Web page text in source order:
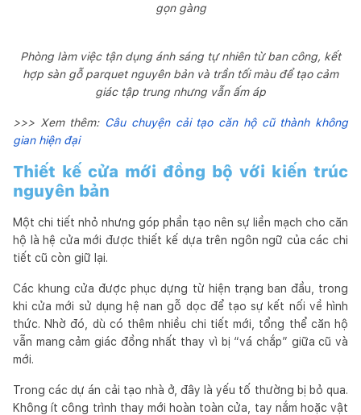
gọn gàng
Phòng làm việc tận dụng ánh sáng tự nhiên từ ban công, kết
hợp sàn gỗ parquet nguyên bản và trần tối màu để tạo cảm
giác tập trung nhưng vẫn ấm áp
>>> Xem thêm: Câu chuyện cải tạo căn hộ cũ thành không
gian hiện đại
Thiết kế cửa mới đồng bộ với kiến trúc
nguyên bản
Một chi tiết nhỏ nhưng góp phần tạo nên sự liền mạch cho căn
hộ là hệ cửa mới được thiết kế dựa trên ngôn ngữ của các chi
tiết cũ còn giữ lại.
Các khung cửa được phục dựng từ hiện trạng ban đầu, trong
khi cửa mới sử dụng hệ nan gỗ dọc để tạo sự kết nối về hình
thức. Nhờ đó, dù có thêm nhiều chi tiết mới, tổng thể căn hộ
vẫn mang cảm giác đồng nhất thay vì bị “vá chắp” giữa cũ và
mới.
Trong các dự án cải tạo nhà ở, đây là yếu tố thường bị bỏ qua.
Không ít công trình thay mới hoàn toàn cửa, tay nắm hoặc vật